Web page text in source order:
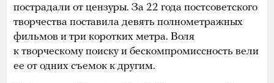
пострадали от цензуры. За 22 года постсоветского
творчества поставила девять полнометражных
фильмов и три коротких метра. Воля
к творческому поиску и бескомпромиссность вели
ее от одних съемок к другим.